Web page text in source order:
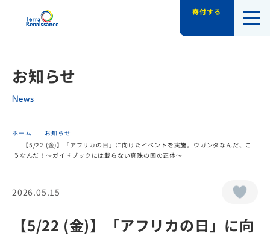
認定NPO法人テラ・ルネッサンス（平和
寄付する
お知らせ
News
ホーム
お知らせ
【5/22 (金)】「アフリカの日」に向けたイベントを実施。ウガンダなんだ、こ
うなんだ！〜ガイドブックには載らない真珠の国の正体〜
2026.05.15
【5/22 (金)】「アフリカの日」に向